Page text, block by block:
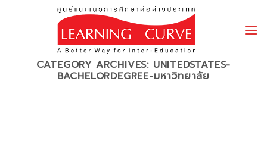
CATEGORY ARCHIVES: UNITEDSTATES-
BACHELORDEGREE-มหาวิทยาลัย